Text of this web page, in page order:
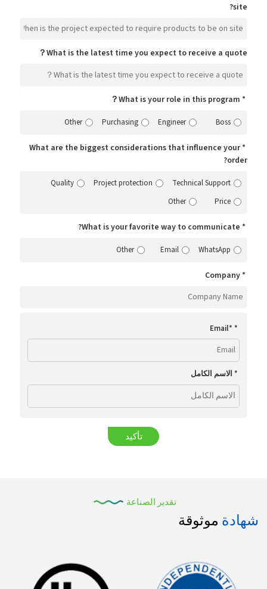
site?
What is the latest time you expect to receive a quote？
What is your role in this program？
Boss
Engineer
Purchasing
Other
What are the biggest considerations that influence your
order?
Technical Support
Project protection
Quality
Price
Other
What is your favorite way to communicate?
WhatsApp
Email
Other
Company
*
Email
الاسم الكامل
تأكيد
تقدير الصناعة
شهادة موثوقة